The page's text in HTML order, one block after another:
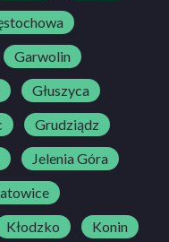
Garwolin
Głuszyca
Grudziądz
Jelenia Góra
Kłodzko
Konin